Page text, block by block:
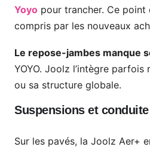
Yoyo pour trancher. Ce point
compris par les nouveaux
Le repose-jambes manque
YOYO. Joolz l’intègre
ou sa structure globale.
Suspensions et
Sur les pavés, la Joolz Aer+